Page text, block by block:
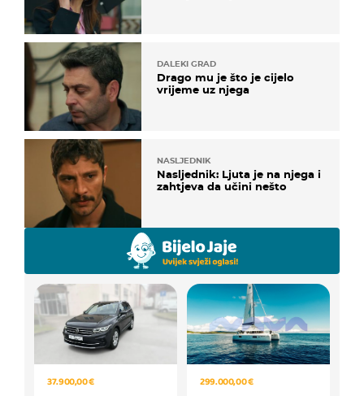
DALEKI GRAD
Drago mu je što je cijelo
vrijeme uz njega
NASLJEDNIK
Nasljednik: Ljuta je na njega i
zahtjeva da učini nešto
37.900,00 € 299.000,00 €